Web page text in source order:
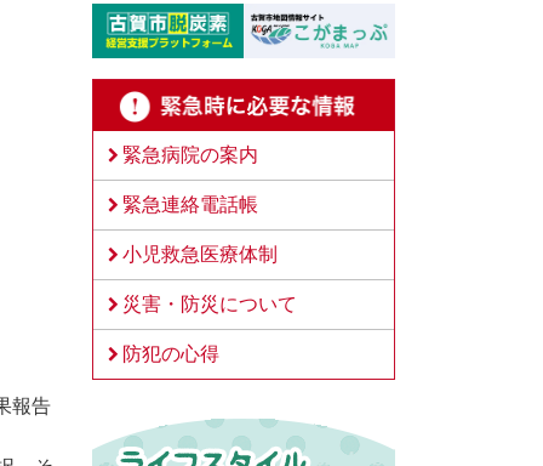
報告
緊急病院の案内
緊急連絡電話帳
小児救急医療体制
災害・防災について
防犯の心得